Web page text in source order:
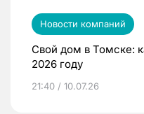
Новости компаний
Свой дом в Томске:
2026 году
21:40 / 10.07.26